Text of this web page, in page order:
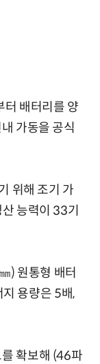
터 배터리를 양
가동을 공식
위해 조기 가
능력이 33기
) 원통형 배터
용량은 5배,
확보해 (46파